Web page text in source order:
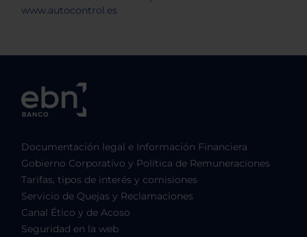
Documentación legal e Información Financiera
Gobierno Corporativo y Política de Remuneraciones
Tarifas, tipos de interés y comisiones
Servicio de Quejas y Reclamaciones
Canal Ético y de Acoso
Seguridad en la web